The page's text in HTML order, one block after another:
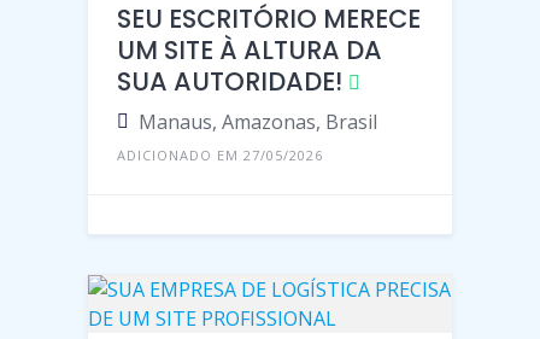
SEU ESCRITÓRIO MERECE
UM SITE À ALTURA DA
SUA AUTORIDADE!
Manaus, Amazonas, Brasil
ADICIONADO EM 27/05/2026